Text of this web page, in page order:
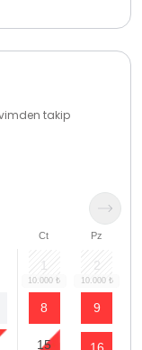
takip
Ct Pz
1 2
8 9
15